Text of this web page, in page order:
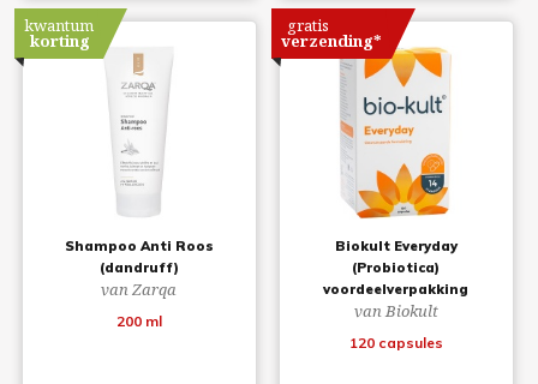
Shampoo Anti Roos
(dandruff)
van Zarqa
200 ml
kwantum
korting
Biokult Everyday
(Probiotica)
voordeelverpakking
van Biokult
120 capsules
gratis
verzending*